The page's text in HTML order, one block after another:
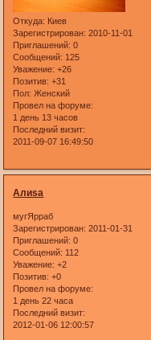
Откуда: Киев
Зарегистрирован: 2010-11-01
Приглашений: 0
Сообщений: 125
Уважение: +26
Позитив: +31
Пол: Женский
Провел на форуме:
1 день 13 часов
Последний визит:
2011-09-07 16:49:50
Алиsа
мугЯрраб
Зарегистрирован: 2011-01-31
Приглашений: 0
Сообщений: 112
Уважение: +2
Позитив: +0
Провел на форуме:
1 день 22 часа
Последний визит:
2012-01-06 12:00:57